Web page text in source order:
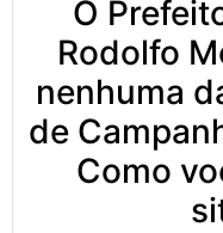
O
Rodolfo
nenhuma
de
Como